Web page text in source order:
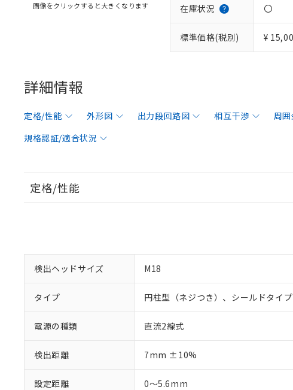
画像をクリックすると大きくなります 在庫状況 〇
標準価格(税別) ¥
詳細情報
定格/性能 外形図 出力段回路図 相互干渉 周
規格認証/適合状況
定格/性能
検出ヘッドサイズ M18
タイプ 円柱型（ネジつき）、シールドタイプ
電源の種類 直流2線式
検出距離 7mm ±10%
設定距離 0～5.6mm